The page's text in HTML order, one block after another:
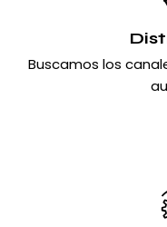
Buscamos los